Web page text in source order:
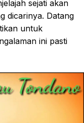
sejati akan
dicarinya. Datang
untuk
ini pasti